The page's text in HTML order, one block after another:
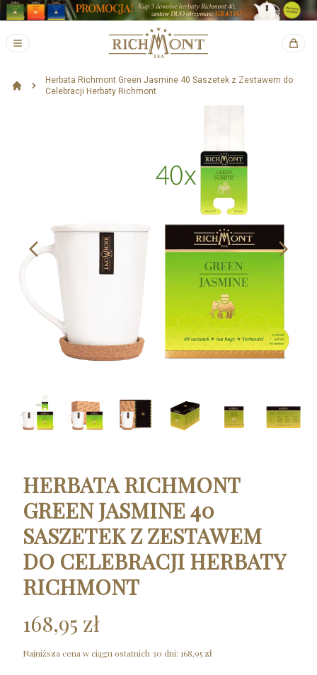
Herbata Richmont Green Jasmine 40 Saszetek z Zestawem do
Celebracji Herbaty Richmont
HERBATA RICHMONT
GREEN JASMINE 40
SASZETEK Z ZESTAWEM
DO CELEBRACJI HERBATY
RICHMONT
168,95 zł
Najniższa cena w ciągu ostatnich 30 dni: 168,95 zł